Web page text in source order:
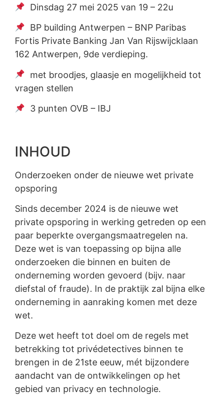
Dinsdag 27 mei 2025 van 19 – 22u
BP building Antwerpen – BNP Paribas
Fortis Private Banking Jan Van Rijswijcklaan
162 Antwerpen, 9de verdieping.
met broodjes, glaasje en mogelijkheid tot
vragen stellen
3 punten OVB – IBJ
INHOUD
Onderzoeken onder de nieuwe wet private
opsporing
Sinds december 2024 is de nieuwe wet
private opsporing in werking getreden op een
paar beperkte overgangsmaatregelen na.
Deze wet is van toepassing op bijna alle
onderzoeken die binnen en buiten de
onderneming worden gevoerd (bijv. naar
diefstal of fraude). In de praktijk zal bijna elke
onderneming in aanraking komen met deze
wet.
Deze wet heeft tot doel om de regels met
betrekking tot privédetectives binnen te
brengen in de 21ste eeuw, mét bijzondere
aandacht van de ontwikkelingen op het
gebied van privacy en technologie.